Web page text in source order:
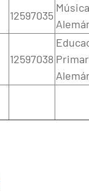
12597035
12597038